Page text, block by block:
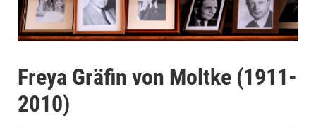
Freya Gräfin von Moltke (1911-
2010)